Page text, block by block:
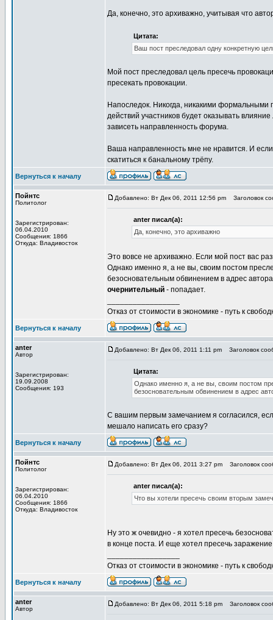
Да, конечно, это архиважно, учитывая что
Цитата:
Ваш пост преследовал одну конкретную
Мой пост преследовал цель пресечь
пресекать провокации.
Напоследок. Никогда, никакими формальными
действий участников будет оказывать
зависеть направленность форума.
Ваша направленность мне не нравится. И
скатиться к банальному трёпу.
Вернуться к началу
Пойнтс
Политолог
Зарегистрирован:
06.04.2010
Сообщения: 1866
Откуда: Владивосток
Добавлено: Вт Дек 06, 2011 12:56 pm Заголовок
anter писал(а):
Да, конечно, это архиважно
Это вовсе не архиважно. Если мой пост вас
Однако именно я, а не вы, своим постом
безосновательным обвинением в адрес
очернительный - попадает.
Отказ от стоимости в экономике - путь к
Вернуться к началу
anter
Автор
Зарегистрирован:
19.09.2008
Сообщения: 193
Добавлено: Вт Дек 06, 2011 1:11 pm Заголовок
Цитата:
Однако именно я, а не вы, своим постом
безосновательным обвинением в адрес
С вашим первым замечанием я согласился,
мешало написать его сразу?
Вернуться к началу
Пойнтс
Политолог
Зарегистрирован:
06.04.2010
Сообщения: 1866
Откуда: Владивосток
Добавлено: Вт Дек 06, 2011 3:27 pm Заголовок
anter писал(а):
Что вы хотели пресечь своим вторым
Ну это ж очевидно - я хотел пресечь
в конце поста. И еще хотел пресечь
Отказ от стоимости в экономике - путь к
Вернуться к началу
anter
Автор
Добавлено: Вт Дек 06, 2011 5:18 pm Заголовок